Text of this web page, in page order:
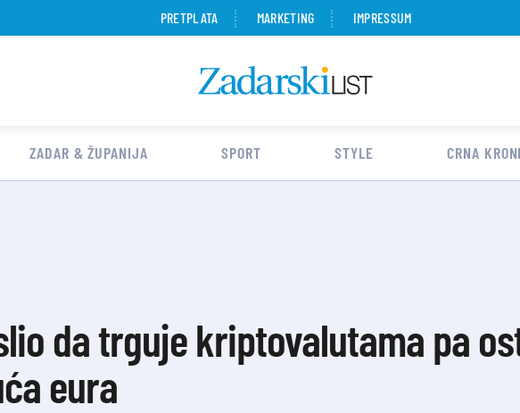
PRETPLATA MARKETING IMPRESSUM
ZADAR & ŽUPANIJA SPORT STYLE CRNA
da trguje kriptovalutama pa
eura